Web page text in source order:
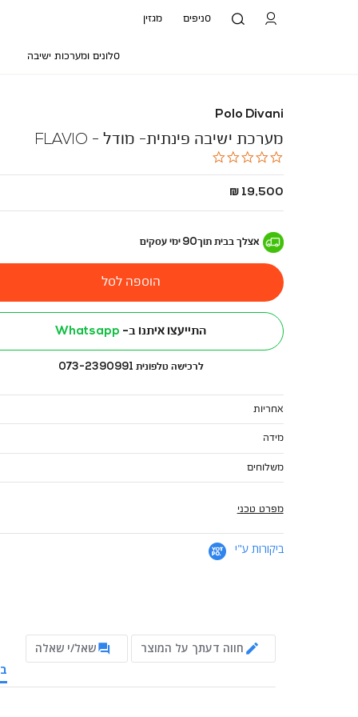
סניפים מגזין
סלונים ומערכות ישיבה
Polo Divani
מערכת ישיבה פינתית- מודל - FLAVIO
19,500 ₪
אצלך בבית תוך90 ימי עסקים
הוספה לסל
התייעצו איתנו ב- Whatsapp
לרכישה טלפונית 073-2390991
אחריות
מידה
משלוחים
מפרט טכני
ביקורות ע"י
חווה דעתך על המוצר
שאל/י שאלה